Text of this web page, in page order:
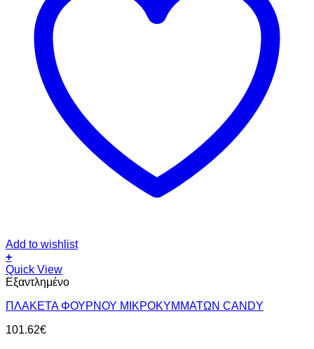
Add to wishlist
+
Quick View
Εξαντλημένο
ΠΛΑΚΕΤΑ ΦΟΥΡΝΟΥ ΜΙΚΡΟΚΥΜΜΑΤΩΝ CANDY
101.62€